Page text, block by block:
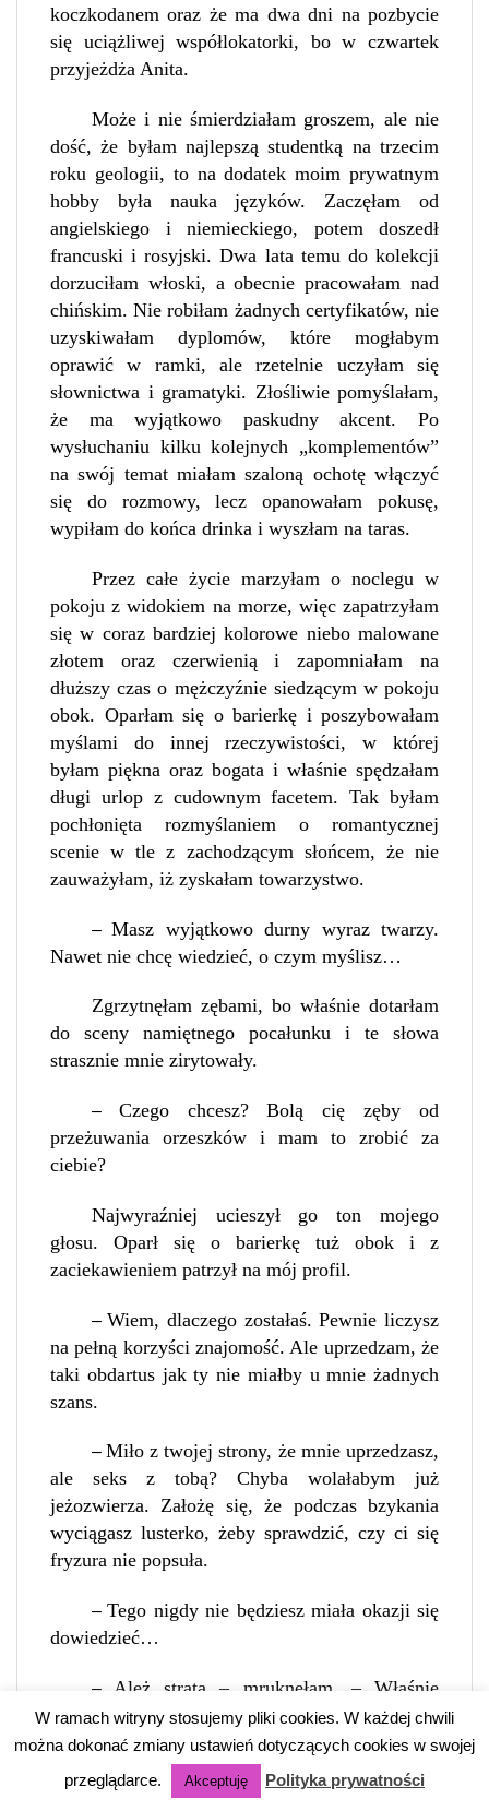
koczkodanem oraz że ma dwa dni na pozbycie
się uciążliwej współlokatorki, bo w czwartek
przyjeżdża Anita.
Może i nie śmierdziałam groszem, ale nie
dość, że byłam najlepszą studentką na trzecim
roku geologii, to na dodatek moim prywatnym
hobby była nauka języków. Zaczęłam od
angielskiego i niemieckiego, potem doszedł
francuski i rosyjski. Dwa lata temu do kolekcji
dorzuciłam włoski, a obecnie pracowałam nad
chińskim. Nie robiłam żadnych certyfikatów, nie
uzyskiwałam dyplomów, które mogłabym
oprawić w ramki, ale rzetelnie uczyłam się
słownictwa i gramatyki. Złośliwie pomyślałam,
że ma wyjątkowo paskudny akcent. Po
wysłuchaniu kilku kolejnych „komplementów”
na swój temat miałam szaloną ochotę włączyć
się do rozmowy, lecz opanowałam pokusę,
wypiłam do końca drinka i wyszłam na taras.
Przez całe życie marzyłam o noclegu w
pokoju z widokiem na morze, więc zapatrzyłam
się w coraz bardziej kolorowe niebo malowane
złotem oraz czerwienią i zapomniałam na
dłuższy czas o mężczyźnie siedzącym w pokoju
obok. Oparłam się o barierkę i poszybowałam
myślami do innej rzeczywistości, w której
byłam piękna oraz bogata i właśnie spędzałam
długi urlop z cudownym facetem. Tak byłam
pochłonięta rozmyślaniem o romantycznej
scenie w tle z zachodzącym słońcem, że nie
zauważyłam, iż zyskałam towarzystwo.
–Masz wyjątkowo durny wyraz twarzy.
Nawet nie chcę wiedzieć, o czym myślisz…
Zgrzytnęłam zębami, bo właśnie dotarłam
do sceny namiętnego pocałunku i te słowa
strasznie mnie zirytowały.
– Czego chcesz? Bolą cię zęby od
przeżuwania orzeszków i mam to zrobić za
ciebie?
Najwyraźniej ucieszył go ton mojego
głosu. Oparł się o barierkę tuż obok i z
zaciekawieniem patrzył na mój profil.
–Wiem, dlaczego zostałaś. Pewnie liczysz
na pełną korzyści znajomość. Ale uprzedzam, że
taki obdartus jak ty nie miałby u mnie żadnych
szans.
– Miło z twojej strony, że mnie uprzedzasz,
ale seks z tobą? Chyba wolałabym już
jeżozwierza. Założę się, że podczas bzykania
wyciągasz lusterko, żeby sprawdzić, czy ci się
fryzura nie popsuła.
–Tego nigdy nie będziesz miała okazji się
dowiedzieć…
–
Ależ strata – mruknęłam. – Właśnie
wyobrażam sobie idealnego faceta w
romantycznej scenie z pocałunkiem, więc nie
psuj mi nastroju swoją obecnością i idź straszyć
gdzieś indziej.
W ramach witryny stosujemy pliki cookies. W każdej chwili
można dokonać zmiany ustawień dotyczących cookies w swojej
przeglądarce.
Akceptuję Polityka prywatności